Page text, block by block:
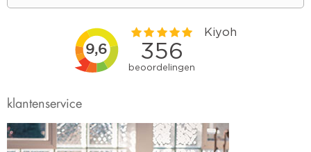
klantenservice